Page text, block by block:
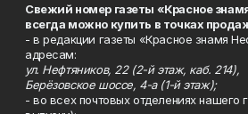
Свежий номер газеты «Красное
всегда можно купить в точках
- в редакции газеты «Красное знамя
адресам:
ул. Нефтяников, 22 (2-й этаж, каб. 214),
Берёзовское шоссе, 4-а (1-й этаж);
- во всех почтовых отделениях нашего